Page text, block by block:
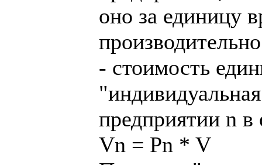
оно за единицу
- стоимость
предприятии n в
Vn = Pn * V